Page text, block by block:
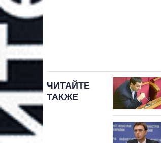
ЧИТАЙТЕ
ТАКЖЕ